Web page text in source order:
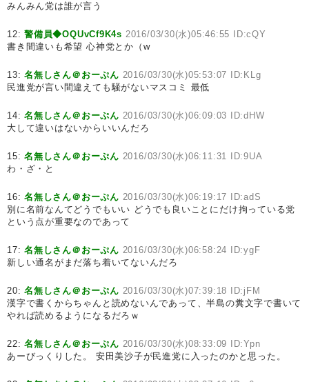
みんみん党は誰が言う
12:警備員◆OQUvCf9K4s 2016/03/30(水)05:46:55 ID:cQY
書き間違いも希望 心神党とか（w
13:名無しさん＠おーぷん 2016/03/30(水)05:53:07 ID:KLg
民進党が言い間違えても騒がないマスコミ 最低
14:名無しさん＠おーぷん 2016/03/30(水)06:09:03 ID:dHW
大して違いはないからいいんだろ
15:名無しさん＠おーぷん 2016/03/30(水)06:11:31 ID:9UA
わ・ざ・と
16:名無しさん＠おーぷん 2016/03/30(水)06:19:17 ID:adS
別に名前なんてどうでもいい どうでも良いことにだけ拘っている党
という点が重要なのであって
17:名無しさん＠おーぷん 2016/03/30(水)06:58:24 ID:ygF
新しい通名がまだ落ち着いてないんだろ
20:名無しさん＠おーぷん 2016/03/30(水)07:39:18 ID:jFM
漢字で書くからちゃんと読めないんであって、半島の糞文字で書いて
やれば読めるようになるだろｗ
22:名無しさん＠おーぷん 2016/03/30(水)08:33:09 ID:Ypn
あーびっくりした。 安田美沙子が民進党に入ったのかと思った。